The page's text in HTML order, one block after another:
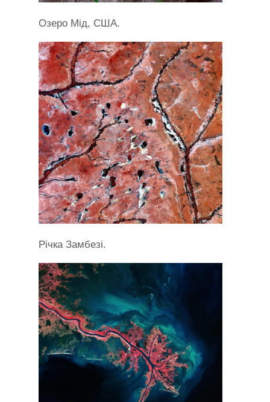
Озеро Мід, США.
Річка Замбезі.